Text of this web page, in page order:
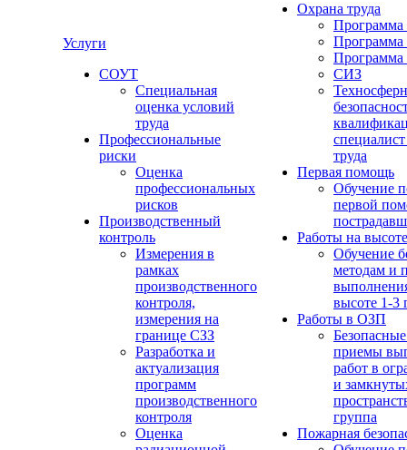
Услуги
СОУТ
Специальная
оценка условий
труда
Профессиональные
риски
Оценка
профессиональных
рисков
Производственный
контроль
Измерения в
рамках
производственного
контроля,
измерения на
границе СЗЗ
Разработка и
актуализация
программ
производственного
контроля
Оценка
Охрана труда
Программа
Программа
СИЗ
труда
Первая помощь
Обучение
первой
Работы на высоте
Обучение
методам и
высоте 1-3
Работы в ОЗП
приемы
работ в
и
группа
Пожарная